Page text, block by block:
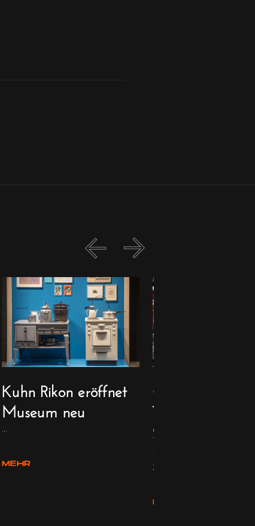
Kuhn Rikon eröffnet
Museum neu
...
MEHR
Gänsehaut,
Tränen:
2026
2026 sind auf die
MEHR